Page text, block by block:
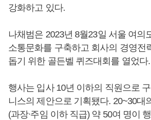
강화하고 있다.
나채범은 2023년 8월23일 서울 여의
소통문화를 구축하고 회사의 경영전
돕기 위한 골든벨 퀴즈대회를 열었다.
행사는 입사 10년 이하의 직원으로
니스의 제안으로 기획됐다. 20~30대
(과장ᐧ주임 이하 직급) 약 50여 명이